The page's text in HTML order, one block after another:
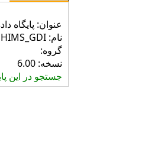
عنوان: پایگاه
نام: NHIMS_GDI
گروه:
نسخه: 6.00
جستجو در این